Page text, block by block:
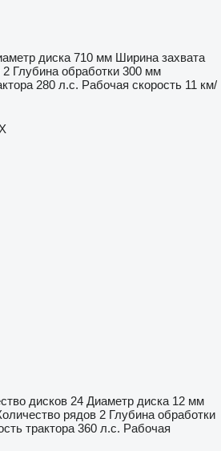
диска 710 мм Ширина захвата
2 Глубина обработки 300 мм
280 л.с. Рабочая скорость 11 км/
дисков 24 Диаметр диска 12 мм
рядов 2 Глубина обработки
трактора 360 л.с. Рабочая